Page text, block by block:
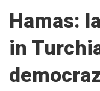
Hamas:
in